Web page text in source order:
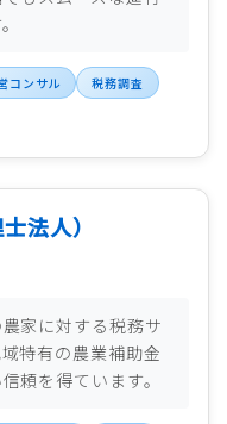
コンサル 税務調査
法人）
家に対する税務サ
特有の農業補助金
頼を得ています。